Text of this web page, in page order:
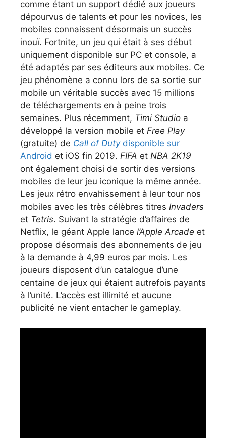
comme étant un support dédié aux joueurs
dépourvus de talents et pour les novices, les
mobiles connaissent désormais un succès
inouï. Fortnite, un jeu qui était à ses début
uniquement disponible sur PC et console, a
été adaptés par ses éditeurs aux mobiles. Ce
jeu phénomène a connu lors de sa sortie sur
mobile un véritable succès avec 15 millions
de téléchargements en à peine trois
semaines. Plus récemment, Timi Studio a
développé la version mobile et Free Play
(gratuite) de Call of Dutydisponible sur
Android et iOS fin 2019. FIFA et NBA 2K19
ont également choisi de sortir des versions
mobiles de leur jeu iconique la même année.
Les jeux rétro envahissement à leur tour nos
mobiles avec les très célèbres titres Invaders
et Tetris. Suivant la stratégie d’affaires de
Netflix, le géant Apple lance l’Apple Arcade et
propose désormais des abonnements de jeu
à la demande à 4,99 euros par mois. Les
joueurs disposent d’un catalogue d’une
centaine de jeux qui étaient autrefois payants
à l’unité. L’accès est illimité et aucune
publicité ne vient entacher le gameplay.